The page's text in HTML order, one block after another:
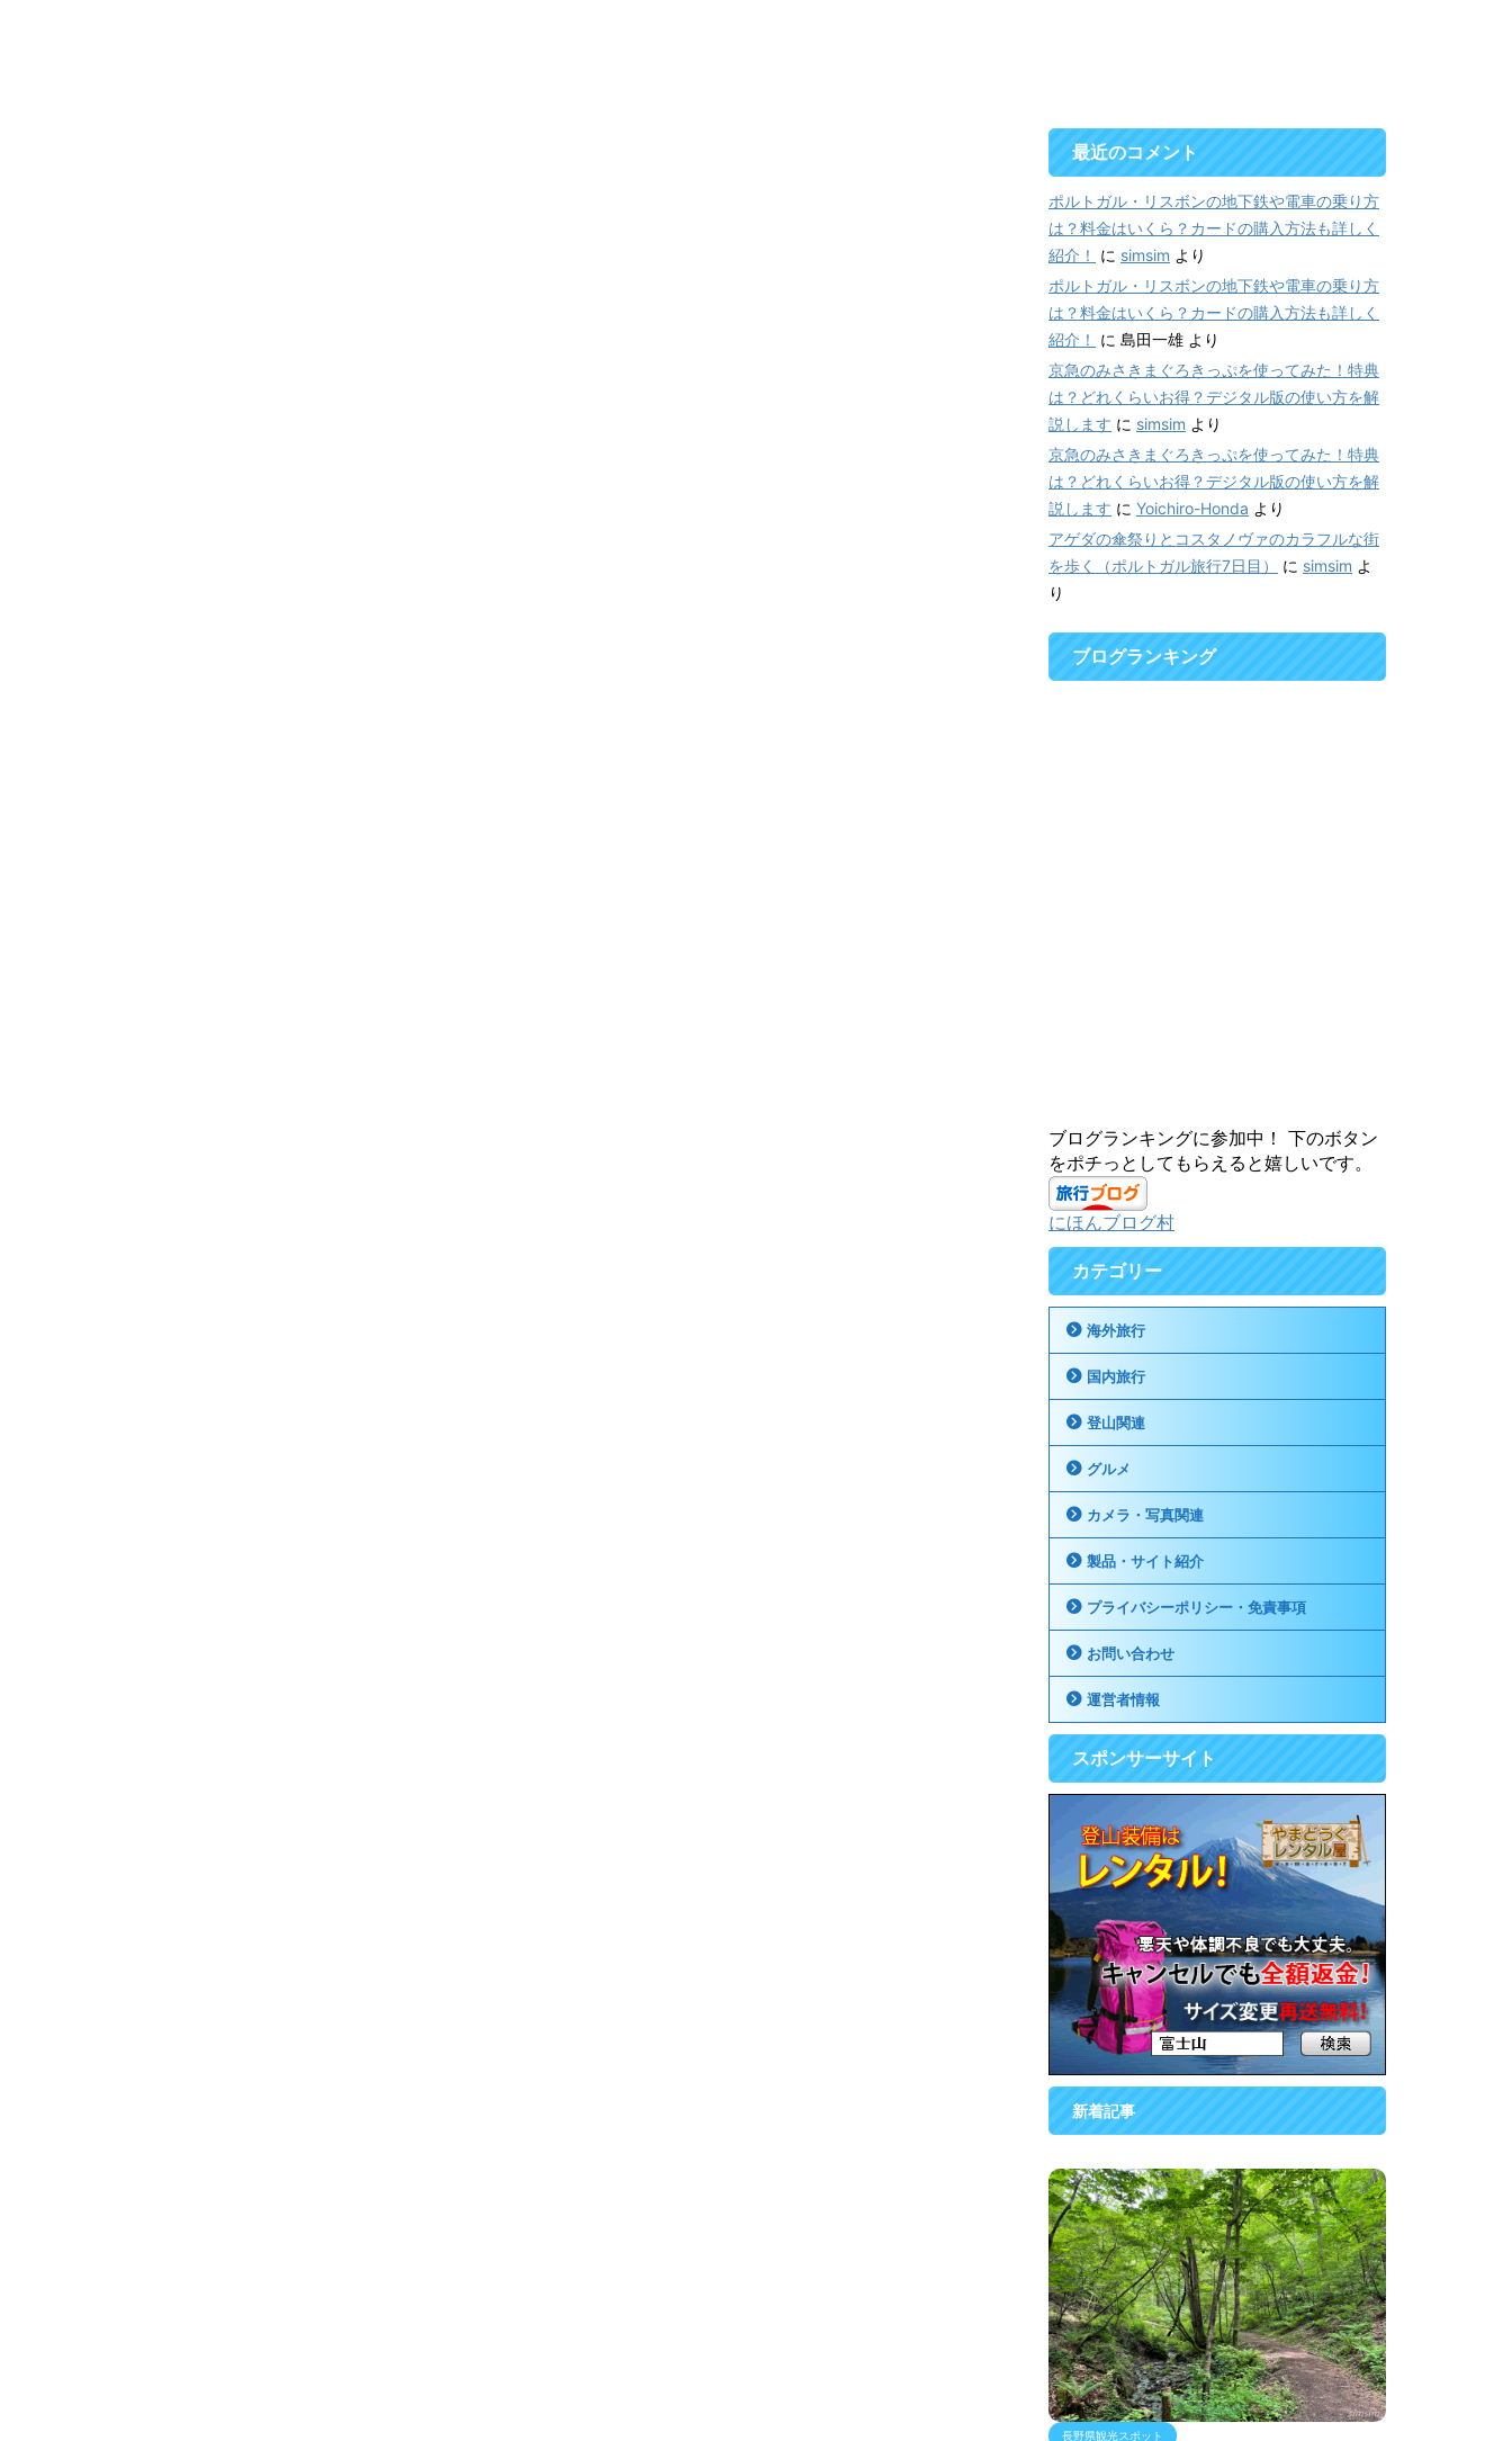
最近のコメント
ポルトガル・リスボンの地下鉄や電車の乗り方
は？料金はいくら？カードの購入方法も詳しく
紹介！
に simsim より
ポルトガル・リスボンの地下鉄や電車の乗り方
は？料金はいくら？カードの購入方法も詳しく
紹介！
に 島田一雄 より
京急のみさきまぐろきっぷを使ってみた！特典
は？どれくらいお得？デジタル版の使い方を解
説します に simsim より
京急のみさきまぐろきっぷを使ってみた！特典
は？どれくらいお得？デジタル版の使い方を解
説します に Yoichiro-Honda より
アゲダの傘祭りとコスタノヴァのカラフルな街
を歩く（ポルトガル旅行7日目）
に simsim よ
り
ブログランキング
ブログランキングに参加中！ 下のボタン
をポチっとしてもらえると嬉しいです。
にほんブログ村
カテゴリー
海外旅行
国内旅行
登山関連
グルメ
カメラ・写真関連
製品・サイト紹介
プライバシーポリシー・免責事項
お問い合わせ
運営者情報
スポンサーサイト
新着記事
長野県観光スポット